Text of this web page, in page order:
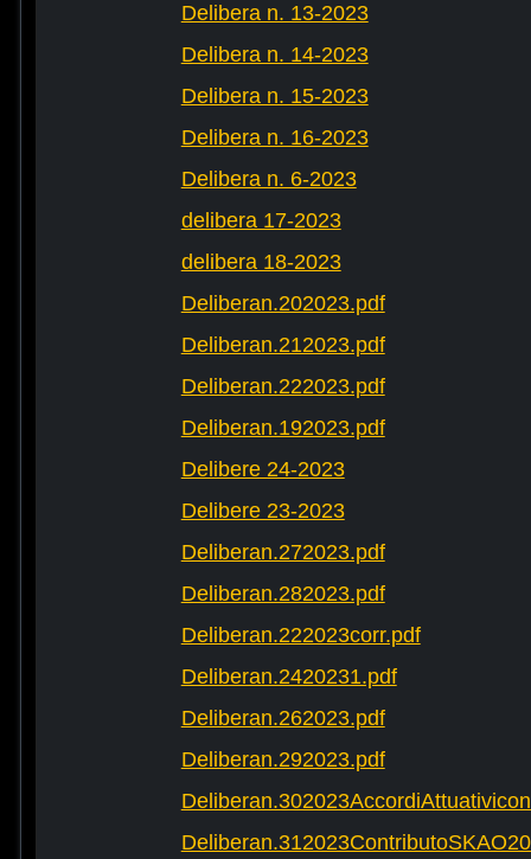
Delibera n. 13-2023
Delibera n. 14-2023
Delibera n. 15-2023
Delibera n. 16-2023
Delibera n. 6-2023
delibera 17-2023
delibera 18-2023
Deliberan.202023.pdf
Deliberan.212023.pdf
Deliberan.222023.pdf
Deliberan.192023.pdf
Delibere 24-2023
Delibere 23-2023
Deliberan.272023.pdf
Deliberan.282023.pdf
Deliberan.222023corr.pdf
Deliberan.2420231.pdf
Deliberan.262023.pdf
Deliberan.292023.pdf